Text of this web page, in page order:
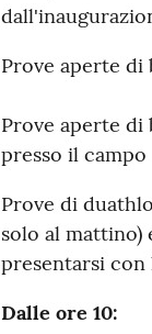
Prove aperte di
Prove aperte di
presso il
Prove di
solo al mattino)
presentarsi
Dalle ore 10: